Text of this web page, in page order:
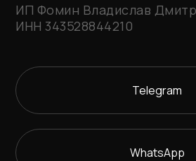
ИП Фомин Владислав
ИНН 343528844210
Telegram
WhatsApp